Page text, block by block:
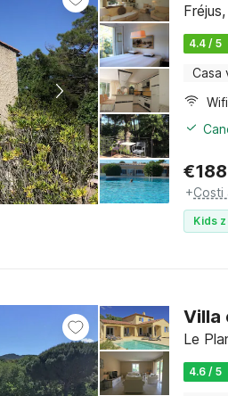
4.4 / 5
Casa
Wifi
€188
+Costi
Kids
Villa
Le
4.6 / 5